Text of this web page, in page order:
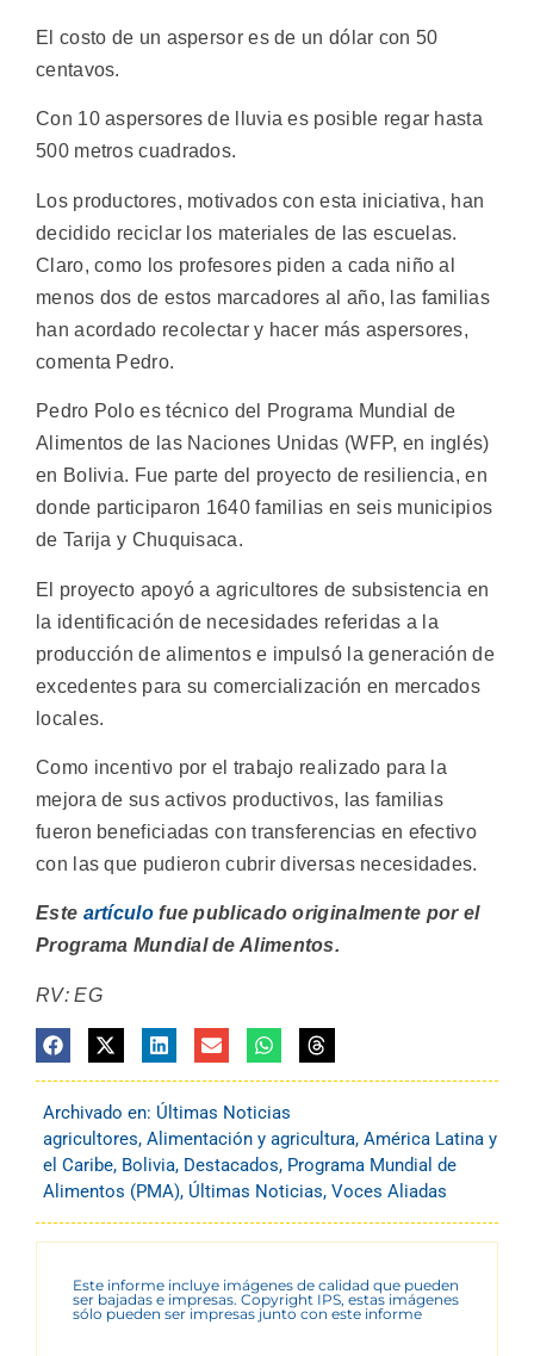
El costo de un aspersor es de un dólar con 50
centavos.
Con 10 aspersores de lluvia es posible regar hasta
500 metros cuadrados.
Los productores, motivados con esta iniciativa, han
decidido reciclar los materiales de las escuelas.
Claro, como los profesores piden a cada niño al
menos dos de estos marcadores al año, las familias
han acordado recolectar y hacer más aspersores,
comenta Pedro.
Pedro Polo es técnico del Programa Mundial de
Alimentos de las Naciones Unidas (WFP, en inglés)
en Bolivia. Fue parte del proyecto de resiliencia, en
donde participaron 1640 familias en seis municipios
de Tarija y Chuquisaca.
El proyecto apoyó a agricultores de subsistencia en
la identificación de necesidades referidas a la
producción de alimentos e impulsó la generación de
excedentes para su comercialización en mercados
locales.
Como incentivo por el trabajo realizado para la
mejora de sus activos productivos, las familias
fueron beneficiadas con transferencias en efectivo
con las que pudieron cubrir diversas necesidades.
Este artículofue publicado originalmente por el
Programa Mundial de Alimentos.
RV: EG
Archivado en: Últimas Noticias
agricultores, Alimentación y agricultura, América Latina y
el Caribe, Bolivia, Destacados, Programa Mundial de
Alimentos (PMA), Últimas Noticias, Voces Aliadas
Este informe incluye imágenes de calidad que pueden
ser bajadas e impresas. Copyright IPS, estas imágenes
sólo pueden ser impresas junto con este informe